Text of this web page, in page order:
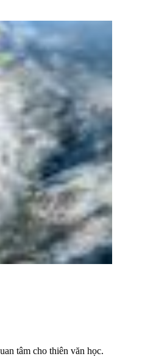
tâm cho thiên văn học.